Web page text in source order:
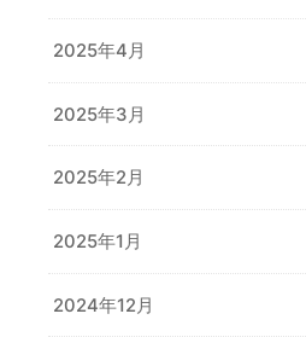
2025年4月
2025年3月
2025年2月
2025年1月
2024年12月